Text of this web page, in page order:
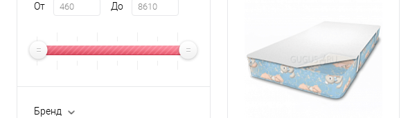
От До
Бренд
К сравнению
В избранное
По запросу
ЦВЕТ